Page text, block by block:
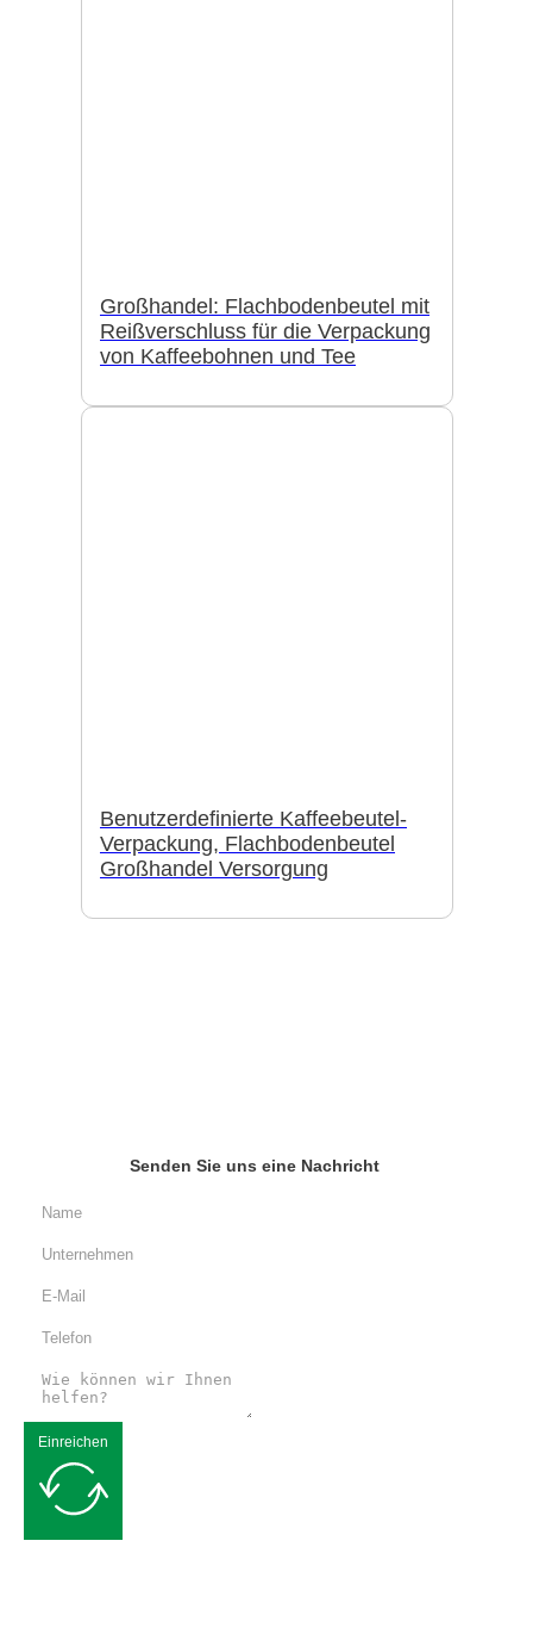
Großhandel: Flachbodenbeutel mit
Reißverschluss für die Verpackung
von Kaffeebohnen und Tee
Benutzerdefinierte Kaffeebeutel-
Verpackung, Flachbodenbeutel
Großhandel Versorgung
Senden Sie uns eine Nachricht
Einreichen